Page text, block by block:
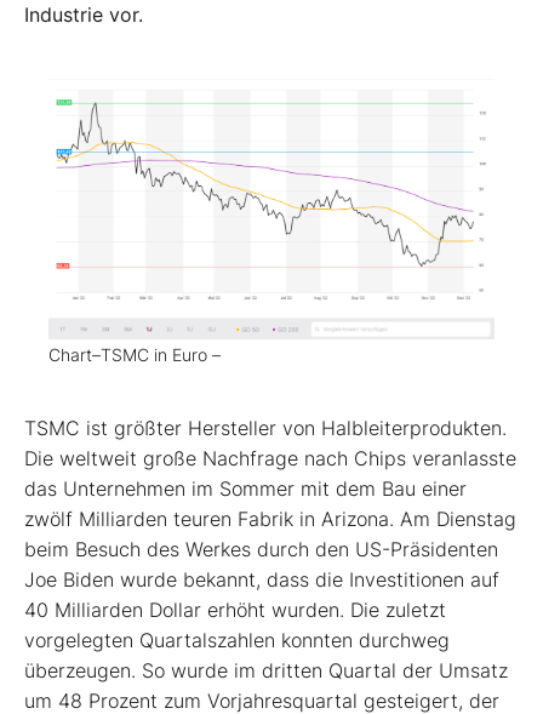
Industrie vor.
Chart–TSMC in Euro –
TSMC ist größter Hersteller von Halbleiterprodukten.
Die weltweit große Nachfrage nach Chips veranlasste
das Unternehmen im Sommer mit dem Bau einer
zwölf Milliarden teuren Fabrik in Arizona. Am Dienstag
beim Besuch des Werkes durch den US-Präsidenten
Joe Biden wurde bekannt, dass die Investitionen auf
40 Milliarden Dollar erhöht wurden. Die zuletzt
vorgelegten Quartalszahlen konnten durchweg
überzeugen. So wurde im dritten Quartal der Umsatz
um 48 Prozent zum Vorjahresquartal gesteigert, der